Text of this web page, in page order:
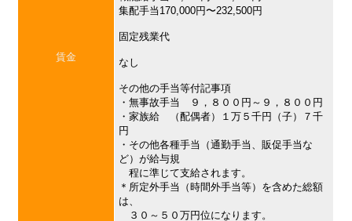
賃金
集配手当170,000円〜232,500円
固定残業代
なし
その他の手当等付記事項
・無事故手当 ９，８００円～９，８００円
・家族給 （配偶者）１万５千円（子）７千
円
・その他各種手当（通勤手当、販促手当な
ど）が給与規
程に準じて支給されます。
＊所定外手当（時間外手当等）を含めた総額
は、
３０～５０万円位になります。